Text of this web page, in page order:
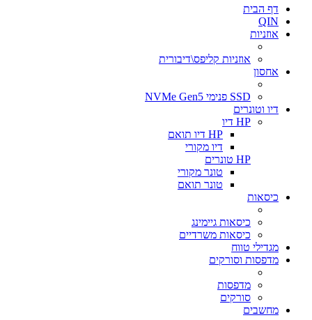
דף הבית
QIN
אוזניות
אוזניות קליפס\דיבורית
אחסון
SSD פנימי NVMe Gen5
דיו וטונרים
HP דיו
HP דיו תואם
דיו מקורי
HP טונרים
טונר מקורי
טונר תואם
כיסאות
כיסאות גיימינג
כיסאות משרדיים
מגדילי טווח
מדפסות וסורקים
מדפסות
סורקים
מחשבים